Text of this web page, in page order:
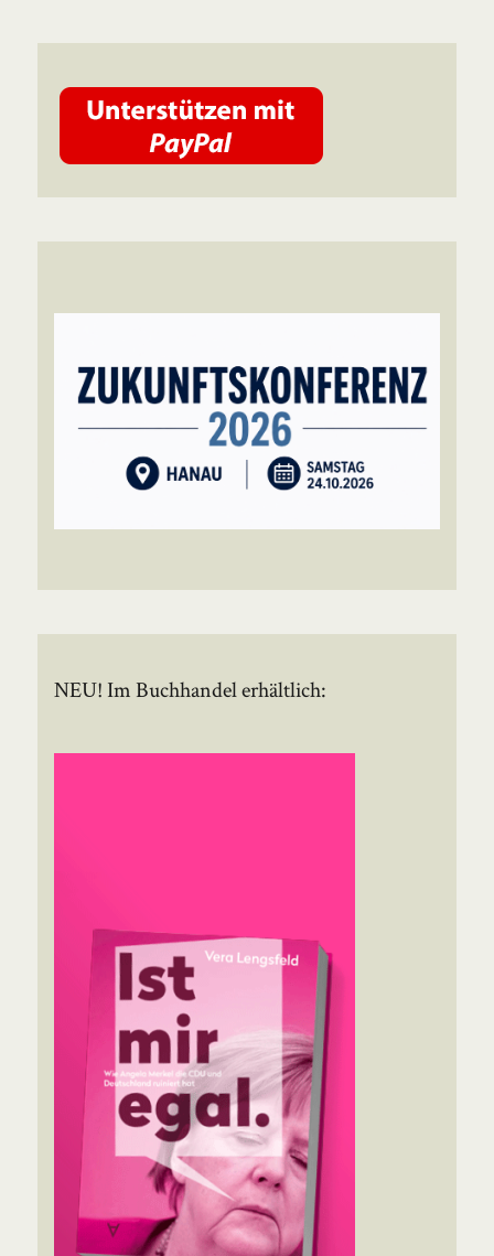
NEU! Im Buchhandel erhältlich: